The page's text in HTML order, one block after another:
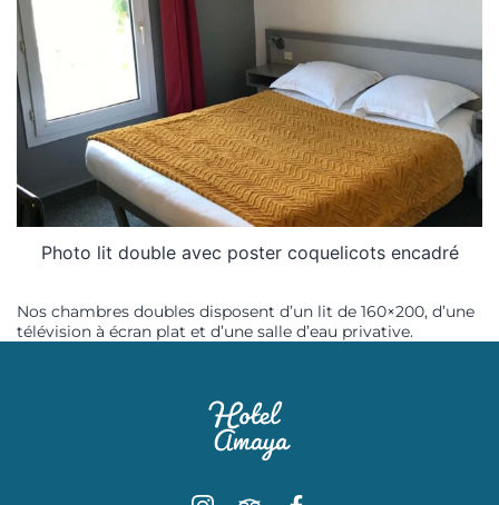
Photo lit double avec poster coquelicots encadré
Nos chambres doubles disposent d’un lit de 160×200, d’une
télévision à écran plat et d’une salle d’eau privative.